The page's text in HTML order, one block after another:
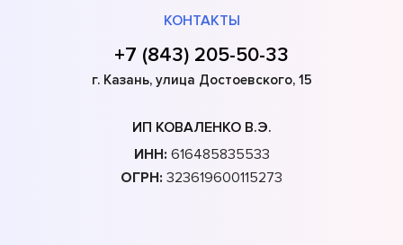
КОНТАКТЫ
+7 (843) 205-50-33
г. Казань, улица Достоевского, 15
ИП КОВАЛЕНКО В.Э.
ИНН: 616485835533
ОГРН: 323619600115273